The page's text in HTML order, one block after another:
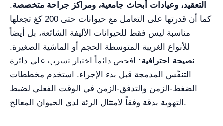
التعقيد، وعيادات أبحاث جامعية، ومراكز جراحة متخصصة.
كما أن قدرتها على التعامل مع حيوانات حتى 200 كغ تجعلها
مناسبة ليس فقط للحيوانات الأليفة الشائعة، بل أيضاً
للأنواع الغريبة المتوسطة الحجم أو الماشية الصغيرة.
نصيحة احترافية: افحص دائماً اختبار تسرب على دائرة
التنفّس المدمجة قبل بدء الإجراء. استخدم مخططات
الضغط-الزمن والتدفق-الزمن في الوقت الفعلي لضبط
التهوية بدقة وفقاً لامتثال الرئة لدى الحيوان المعالج.